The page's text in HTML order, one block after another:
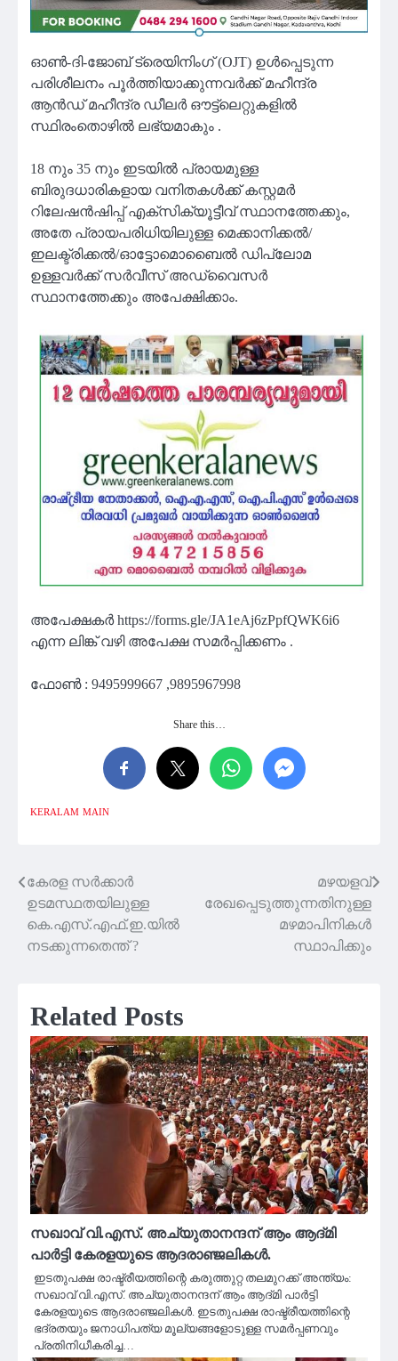
ഓൺ-ദി-ജോബ് ട്രെയിനിംഗ് (OJT) ഉൾപ്പെടുന്ന
പരിശീലനം പൂർത്തിയാക്കുന്നവർക്ക് മഹീന്ദ്ര
ആൻഡ് മഹീന്ദ്ര ഡീലർ ഔട്ട്ലെറ്റുകളിൽ
സ്ഥിരംതൊഴിൽ ലഭ്യമാകും .
18 നും 35 നും ഇടയിൽ പ്രായമുള്ള
ബിരുദധാരികളായ വനിതകൾക്ക് കസ്റ്റമർ
റിലേഷൻഷിപ്പ് എക്സിക്യൂട്ടീവ് സ്ഥാനത്തേക്കും,
അതേ പ്രായപരിധിയിലുള്ള മെക്കാനിക്കൽ/
ഇലക്ട്രിക്കൽ/ഓട്ടോമൊബൈൽ ഡിപ്ലോമ
ഉള്ളവർക്ക് സർവീസ് അഡ്വൈസർ
സ്ഥാനത്തേക്കും അപേക്ഷിക്കാം.
അപേക്ഷകർ https://forms.gle/JA1eAj6zPpfQWK6i6
എന്ന ലിങ്ക് വഴി അപേക്ഷ സമർപ്പിക്കണം .
ഫോൺ : 9495999667 ,9895967998
Share this…
KERALAM MAIN
Post
navigation
കേരള സർക്കാർ
ഉടമസ്ഥതയിലുള്ള
കെ.എസ്.എഫ്.ഇ.യിൽ
നടക്കുന്നതെന്ത് ?
മഴയളവ്
രേഖപ്പെടുത്തുന്നതിനുള്ള
മഴമാപിനികൾ
സ്ഥാപിക്കും
Related Posts
സഖാവ് വി.എസ്. അച്യുതാനന്ദന് ആം ആദ്‌മി
പാർട്ടി കേരളയുടെ ആദരാഞ്ജലികൾ.
ഇടതുപക്ഷ രാഷ്ട്രീയത്തിന്റെ കരുത്തുറ്റ തലമുറക്ക് അന്ത്യം:
സഖാവ് വി.എസ്. അച്യുതാനന്ദന് ആം ആദ്‌മി പാർട്ടി
കേരളയുടെ ആദരാഞ്ജലികൾ. ഇടതുപക്ഷ രാഷ്ട്രീയത്തിന്റെ
ഭദ്രതയും ജനാധിപത്യ മൂല്യങ്ങളോടുള്ള സമർപ്പണവും
പ്രതിനിധീകരിച്ച…